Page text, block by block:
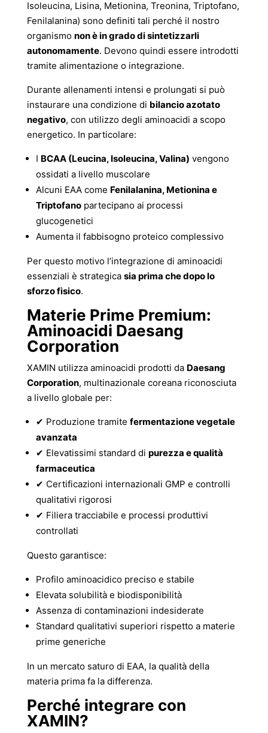
Isoleucina, Lisina, Metionina, Treonina, Triptofano,
Fenilalanina) sono definiti tali perché il nostro
organismo non è in grado di sintetizzarli
autonomamente. Devono quindi essere introdotti
tramite alimentazione o integrazione.
Durante allenamenti intensi e prolungati si può
instaurare una condizione di bilancio azotato
negativo, con utilizzo degli aminoacidi a scopo
energetico. In particolare:
I BCAA (Leucina, Isoleucina, Valina) vengono
ossidati a livello muscolare
Alcuni EAA come Fenilalanina, Metionina e
Triptofanopartecipano ai processi
glucogenetici
Aumenta il fabbisogno proteico complessivo
Per questo motivo l’integrazione di aminoacidi
essenziali è strategica sia prima che dopo lo
sforzo fisico.
Materie Prime Premium:
Aminoacidi Daesang
Corporation
XAMIN utilizza aminoacidi prodotti da Daesang
Corporation, multinazionale coreana riconosciuta
a livello globale per:
✔ Produzione tramite fermentazione vegetale
avanzata
✔ Elevatissimi standard di purezza e qualità
farmaceutica
✔ Certificazioni internazionali GMP e controlli
qualitativi rigorosi
✔ Filiera tracciabile e processi produttivi
controllati
Questo garantisce:
Profilo aminoacidico preciso e stabile
Elevata solubilità e biodisponibilità
Assenza di contaminazioni indesiderate
Standard qualitativi superiori rispetto a materie
prime generiche
In un mercato saturo di EAA, la qualità della
materia prima fa la differenza.
Perché integrare con
XAMIN?